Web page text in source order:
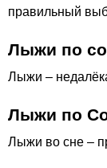
правильный
Лыжи по
Лыжи –
Лыжи по
Лыжи во сне –